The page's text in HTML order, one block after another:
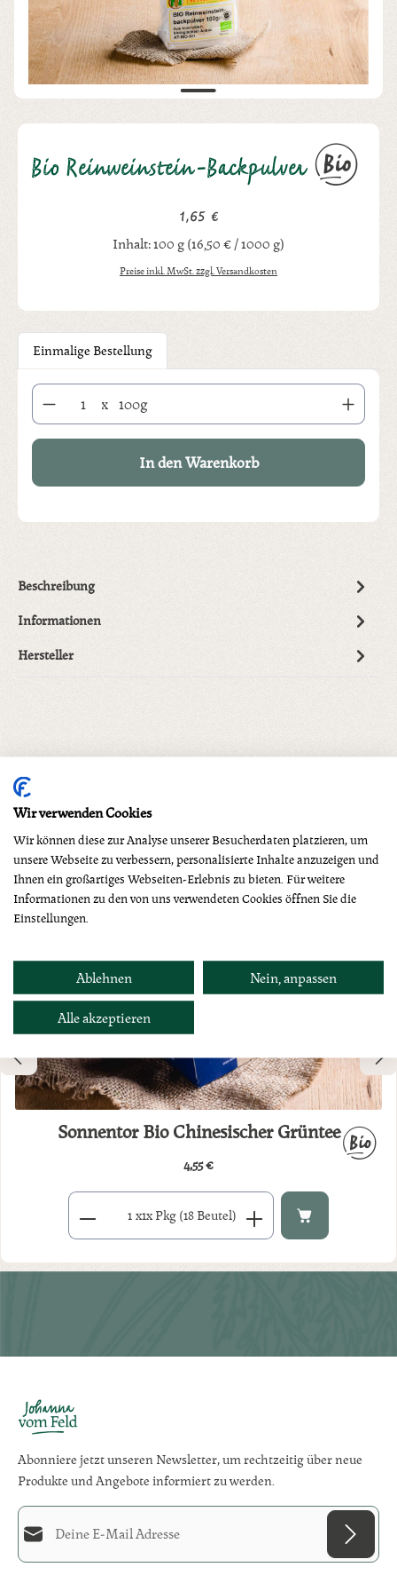
Wir verwenden Cookies
Wir können diese zur Analyse unserer Besucherdaten platzieren, um
unsere Webseite zu verbessern, personalisierte Inhalte anzuzeigen und
Ihnen ein großartiges Webseiten-Erlebnis zu bieten. Für weitere
Informationen zu den von uns verwendeten Cookies öffnen Sie die
Einstellungen.
Ablehnen Nein, anpassen
Alle akzeptieren
Bio Reinweinstein-Backpulver
Regulärer Preis:
1,65 €
Inhalt:100 g(16,50 € / 1000 g)
Preise inkl. MwSt. zzgl. Versandkosten
Einmalige Bestellung
Produkt Anzahl: Gib den gewünschten Wert ein oder benutze die
x 100g
In den Warenkorb
Beschreibung
Informationen
Hersteller
Sonnentor Bio Chinesischer Grüntee
Regulärer Preis:
4,55 €
Produkt Anzahl: Gib den gewünschten Wert ein oder benutze
x1x Pkg (18 Beutel)
Abonniere jetzt unseren Newsletter, um rechtzeitig über neue
Produkte und Angebote informiert zu werden.
E-Mail-Adresse*